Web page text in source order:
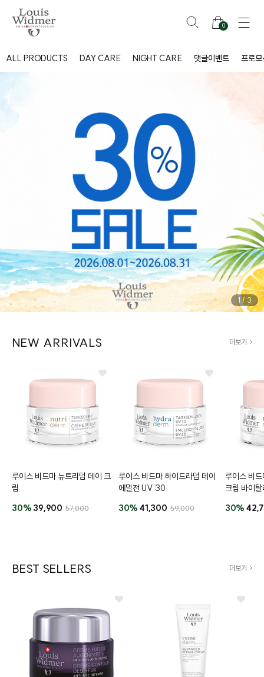
0
ALL PRODUCTS DAY CARE NIGHT CARE 댓글이벤트 프로모
1/ 3
NEW ARRIVALS 더보기
루이스 비드마 뉴트리덤 데이 크
림
30% 39,900 57,000
루이스 비드마 하이드라덤 데이
에멀전 UV 30
30% 41,300 59,000
루이스 비
크림 바이
30%
BEST SELLERS 더보기